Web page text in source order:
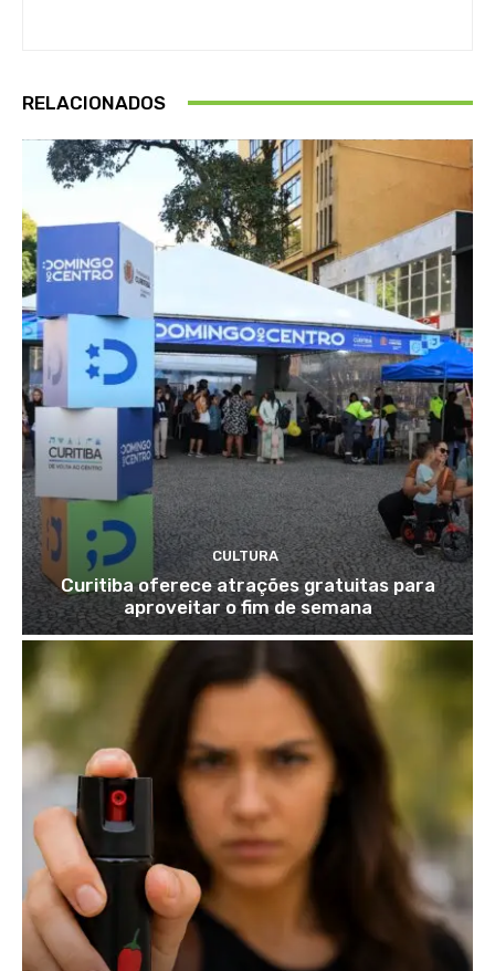
RELACIONADOS
CULTURA
Curitiba oferece atrações gratuitas para
aproveitar o fim de semana